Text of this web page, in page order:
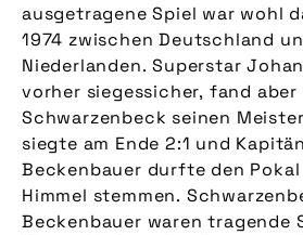
ausgetragene Spiel war wohl
1974 zwischen Deutschland
Niederlanden. Superstar
vorher siegessicher, fand aber
Schwarzenbeck seinen
siegte am Ende 2:1 und
Beckenbauer durfte den
Himmel stemmen.
Beckenbauer waren tragende